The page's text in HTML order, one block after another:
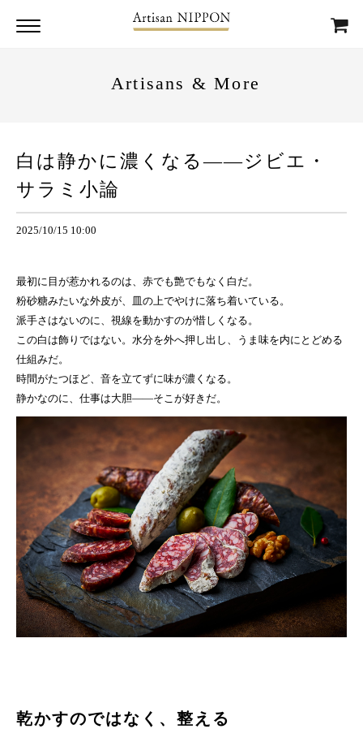
Artisans & More
白は静かに濃くなる——ジビエ・
サラミ小論
2025/10/15 10:00
最初に目が惹かれるのは、赤でも艶でもなく白だ。
粉砂糖みたいな外皮が、皿の上でやけに落ち着いている。
派手さはないのに、視線を動かすのが惜しくなる。
この白は飾りではない。水分を外へ押し出し、うま味を内にとどめる
仕組みだ。
時間がたつほど、音を立てずに味が濃くなる。
静かなのに、仕事は大胆——そこが好きだ。
乾かすのではなく、整える